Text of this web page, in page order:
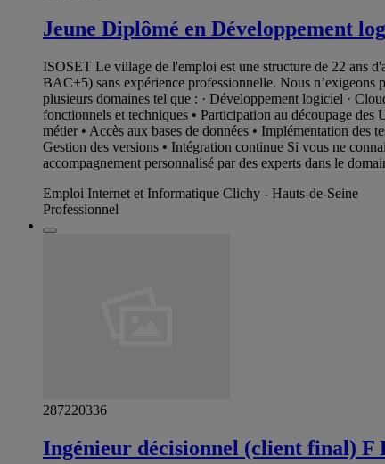
Jeune Diplômé en Développement
ISOSET Le village de l'emploi est une structure de 22 ans
BAC+5) sans expérience professionnelle. Nous n’exigeons
plusieurs domaines tel que : · Développement logiciel ·
fonctionnels et techniques • Participation au découpage
métier • Accès aux bases de données • Implémentation des
Gestion des versions • Intégration continue Si vous ne
accompagnement personnalisé par des experts dans le
Emploi Internet et Informatique Clichy - Hauts-de-Seine
Professionnel
287220336
Ingénieur décisionnel (client final) F